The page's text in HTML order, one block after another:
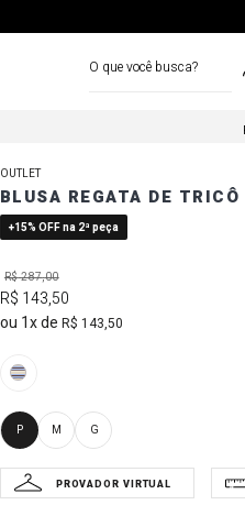
FRETE
OUTLET
BLUSA REGATA DE TRICÔ
+15% OFF na 2ª peça
R$287,00
R$ 143,50
1
R$ 143,50
P M G